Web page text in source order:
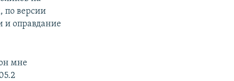
по версии
и оправдание
мне